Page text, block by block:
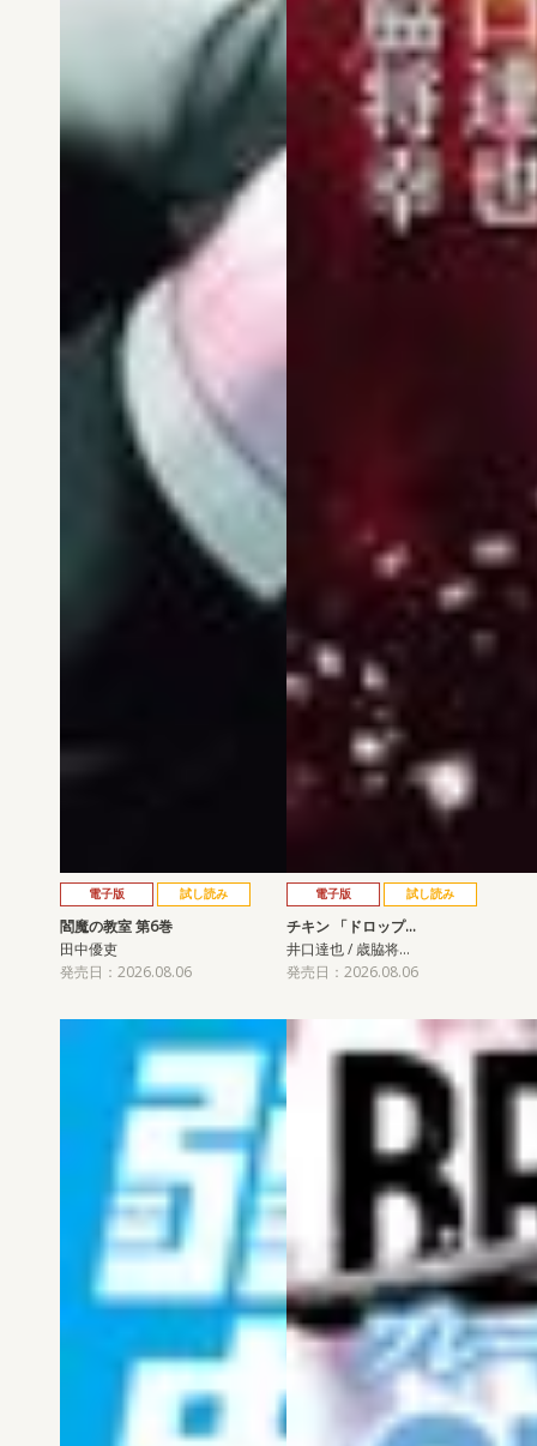
電子版 試し読み
閻魔の教室 第6巻
田中優吏
発売日：2026.08.06
電子版 試し読み
チキン 「ドロップ…
井口達也 / 歳脇将…
発売日：2026.08.06